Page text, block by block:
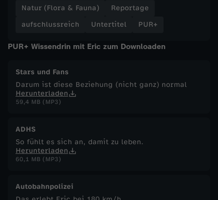
Natur (Flora & Fauna)
Reportage
aufschlussreich
Untertitel PUR+
PUR+ Wissendrin mit Eric zum Downloaden
Stars und Fans
Darum ist diese Beziehung (nicht ganz) normal
Herunterladen
59,4 MB (MP3)
ADHS
So fühlt es sich an, damit zu leben.
Herunterladen
60,1 MB (MP3)
Autobahnpolizei